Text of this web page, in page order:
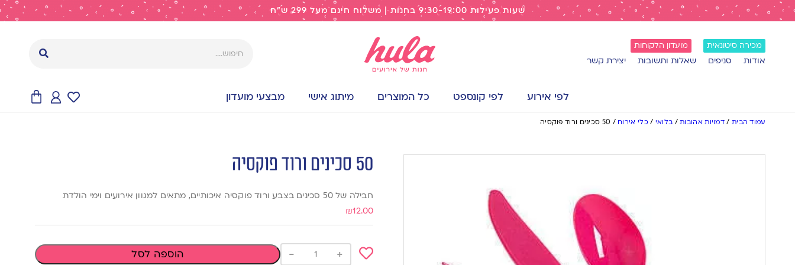
שעות פעילות 9:30-19:00 בחנות | משלוח חינם מעל 299 ש"ח
מכירה סיטונאית מועדון הלקוחות
אודות סניפים שאלות ותשובות יצירת קשר
לפי אירוע לפי קונספט כל המוצרים מיתוג אישי מבצעי מועדון
עמוד הבית / דמויות אהובות/בלואי /כלי אירוח / 50 סכינים ורוד פוקסיה
50 סכינים ורוד פוקסיה
חבילה של 50 סכינים בצבע ורוד פוקסיה איכותיים, מתאים למגוון אירועים וימי הולדת
₪12.00
+
- הוספה לסל